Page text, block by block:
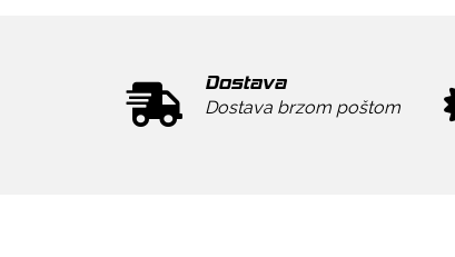
Dostava
Dostava brzom poštom